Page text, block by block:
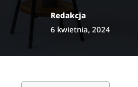
Redakcja
6 kwietnia, 2024